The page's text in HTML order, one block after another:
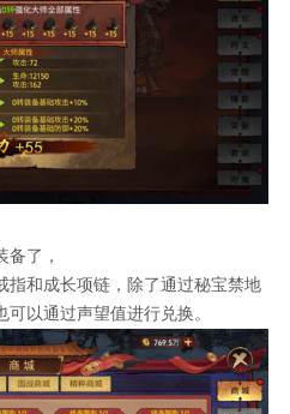
备了，
指和成长项链，除了通过秘宝禁地
以通过声望值进行兑换。